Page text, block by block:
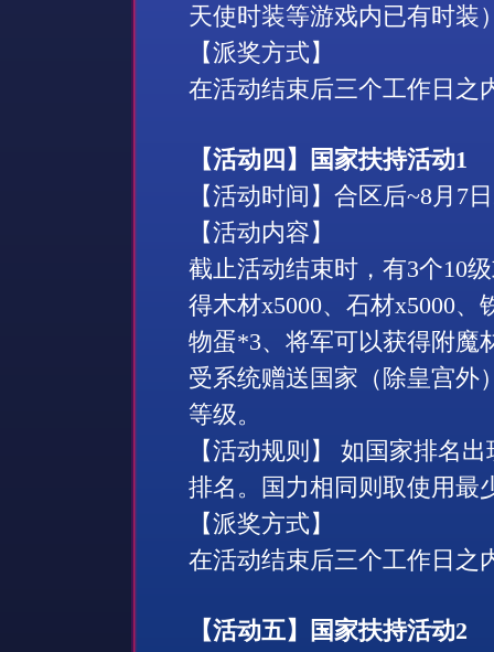
天使时装等游戏内已有时装
【派奖方式】
在活动结束后三个工作日之
【活动四】国家扶持活动1
【活动时间】合区后~8月 7日
【活动内容】
截止活动结束时，有3个10
得木材x5000、石材x5000、
物蛋*3、将军可以获得附魔
受系统赠送国家（除皇宫外
等级。
【活动规则】 如国家排名
排名。国力相同则取使用最
【派奖方式】
在活动结束后三个工作日之
【活动五】国家扶持活动2